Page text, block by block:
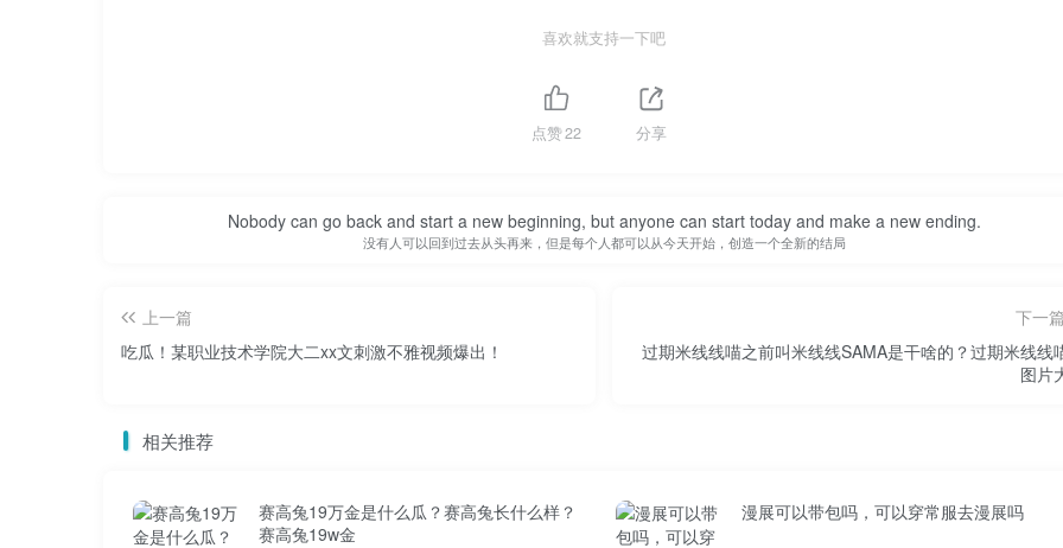
喜欢就支持一下吧
点赞22 分享
Nobody can go back and start a new beginning, but anyone can start today and make a new ending.
没有人可以回到过去从头再来，但是每个人都可以从今天开始，创造一个全新的结局
上一篇
吃瓜！某职业技术学院大二xx文刺激不雅视频爆出！
下一篇
过期米线线喵之前叫米线线SAMA是干啥的？过期米线线
图片
相关推荐
赛高兔19万金是什么瓜？赛高兔长什么样？
赛高兔19w金
漫展可以带包吗，可以穿常服去漫展吗